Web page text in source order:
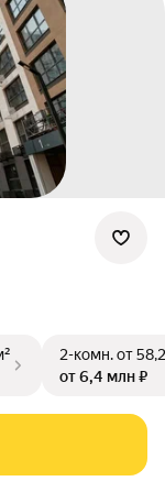
2-комн.от
от 6,4 млн ₽